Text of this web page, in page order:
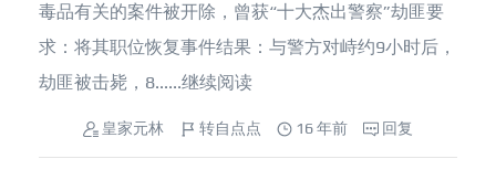
毒品有关的案件被开除，曾获“十大杰出警察”劫匪要
求：将其职位恢复事件结果：与警方对峙约9小时后，
劫匪被击毙，8......继续阅读
皇家元林 转自点点 16 年前 回复